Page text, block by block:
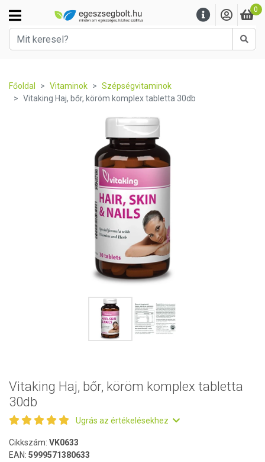
0
Főoldal Vitaminok
Szépségvitaminok
Vitaking Haj, bőr, köröm komplex tabletta 30db
Vitaking Haj, bőr, köröm komplex tabletta
30db
Ugrás az értékelésekhez
Cikkszám: VK0633
EAN: 5999571380633